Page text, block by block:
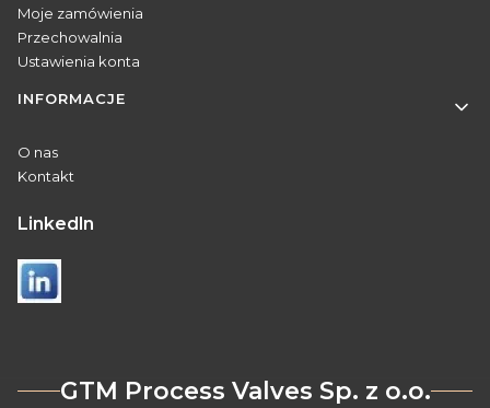
Moje zamówienia
Przechowalnia
Ustawienia konta
INFORMACJE
O nas
Kontakt
Linkedln
GTM Process Valves Sp. z o.o.